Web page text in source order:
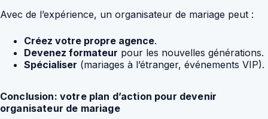
Avec de l’expérience, un organisateur de mariage peut :
Créez votre propre agence.
Devenez formateur pour les nouvelles générations.
Spécialiser (mariages à l’étranger, événements VIP).
Conclusion: votre plan d’action pour devenir
organisateur de mariage